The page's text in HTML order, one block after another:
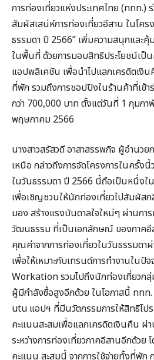
การท่องเที่ยวแห่งประเทศไทย (ททท.)
สัมผัสเสน่ห์การท่องเที่ยวอีสาน ในโค
ธรรมดา ปี 2566” เพิ่มความสนุกและคุ้
ในพื้นที่ ด้วยการมอบสิทธิประโยชน์เป็
แอปพลิเคชัน เพื่อนำไปแลกเครดิตเงิน
ที่พัก รวมถึงการชอปปิงในร้านค้าที่เข้า
กว่า 700,000 บาท ตั้งแต่วันที่ 1 กุมภ
พฤษภาคม 2566
นางสาวสรัสวดี อาสาสรรพกิจ ผู้อำนวย
เหนือ กล่าวถึงการจัดโครงการในครั้ง
ในวันธรรมดา ปี 2566 นี้ถือเป็นหนึ่งใ
เพื่อเชิญชวนให้นักท่องเที่ยวไปสัมผัส
มอง สร้างแรงบันดาลใจใหม่ๆ ผ่านการ
วัฒนธรรม ที่เป็นเอกลักษณ์ ของภาค
คุณค่าจากการท่องเที่ยวในวันธรรมดา
เพื่อให้เหมาะกับเทรนด์การทำงานใน
Workation รวมไปถึงนักท่องเที่ยวก
ผู้มีกำลังซื้อสูงอีกด้วย ในโอกาสนี้ ทท
utu แอปฯ ที่มีนวัตกรรมการให้สิทธิโป
คะแนนสะสมเพื่อแลกเครดิตเงินคืน ผ่า
ระหว่างการท่องเที่ยวภาคอีสานอีกด้วย
คะแนน สะสมนี้ จากการใช้จ่ายทั้งที่พัก